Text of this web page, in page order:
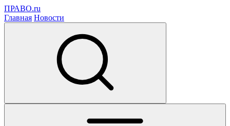
ПРАВО.ru
Главная Новости